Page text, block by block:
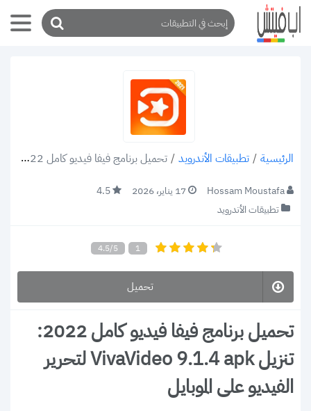
الرئيسية / تطبيقات الأندرويد / تحميل برنامج فيفا فيديو كامل 2022: تنزيل VivaVideo 9.1.4 apk لتحرير الفيديو على الموبايل
Hossam Moustafa 17 يناير، 2026
4.5
تطبيقات الأندرويد
4.5/5 1
تحميل
تحميل برنامج فيفا فيديو كامل 2022:
تنزيل VivaVideo 9.1.4 apk لتحرير
الفيديو على الموبايل